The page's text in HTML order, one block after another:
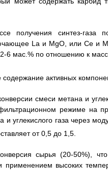
получения синтез-газа
La и MgO, или Се и
6 мас.% по отношению к
активных
смеси метана и
режиме на
углекислого газа через
от 0,5 до 1,5.
сырья (20-50%),
высоких